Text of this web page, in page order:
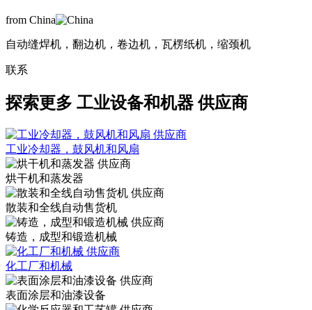
from China
自动缝焊机，翻边机，卷边机，瓦楞纸机，缩颈机
联系
探索更多 工业设备和机器 供应商
工业冷却器，鼓风机和风扇
烘干机和蒸发器
散装和全线自动售货机
铸造，成型和锻造机械
化工厂和机械
表面涂层和油漆设备